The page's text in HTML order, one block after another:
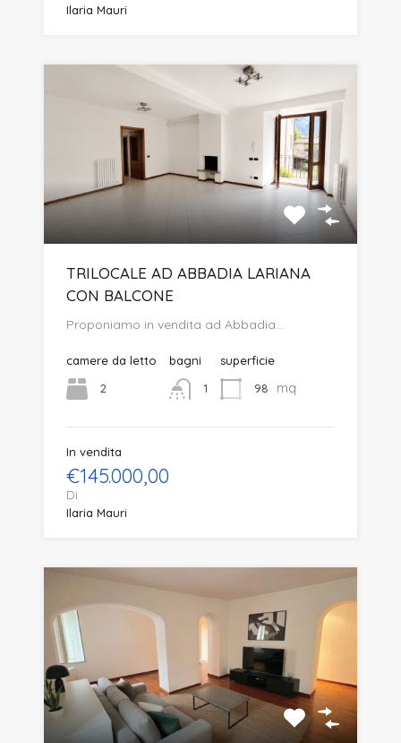
Ilaria Mauri
TRILOCALE AD ABBADIA LARIANA
CON BALCONE
Proponiamo in vendita ad Abbadia…
camere da letto
2
bagni
1
superficie
98
mq
In vendita
€145.000,00
Di
Ilaria Mauri